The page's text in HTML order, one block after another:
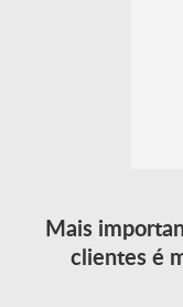
Mais
clientes é